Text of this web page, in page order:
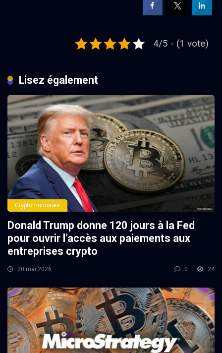
4/5 - (1 vote)
Lisez également
Cryptomonnaies
Donald Trump donne 120 jours à la Fed
pour ouvrir l’accès aux paiements aux
entreprises crypto
20 mai 2026 0 24